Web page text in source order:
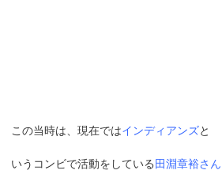
この当時は、現在ではインディアンズと
いうコンビで活動をしている田淵章裕さん